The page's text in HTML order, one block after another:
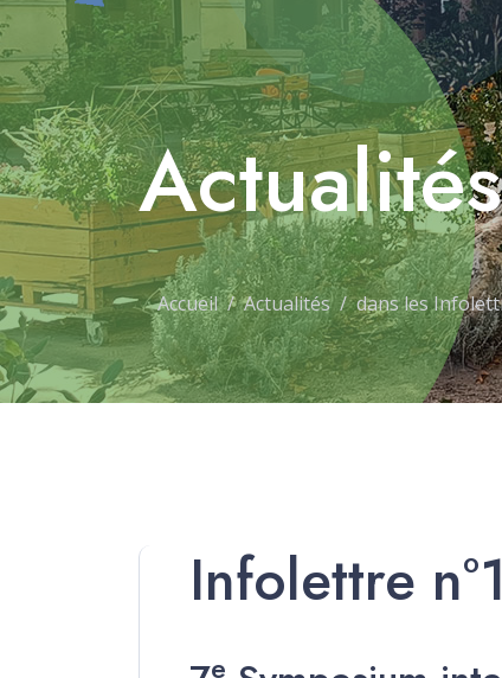
Accueil Actualités dans les
Infolettre
e